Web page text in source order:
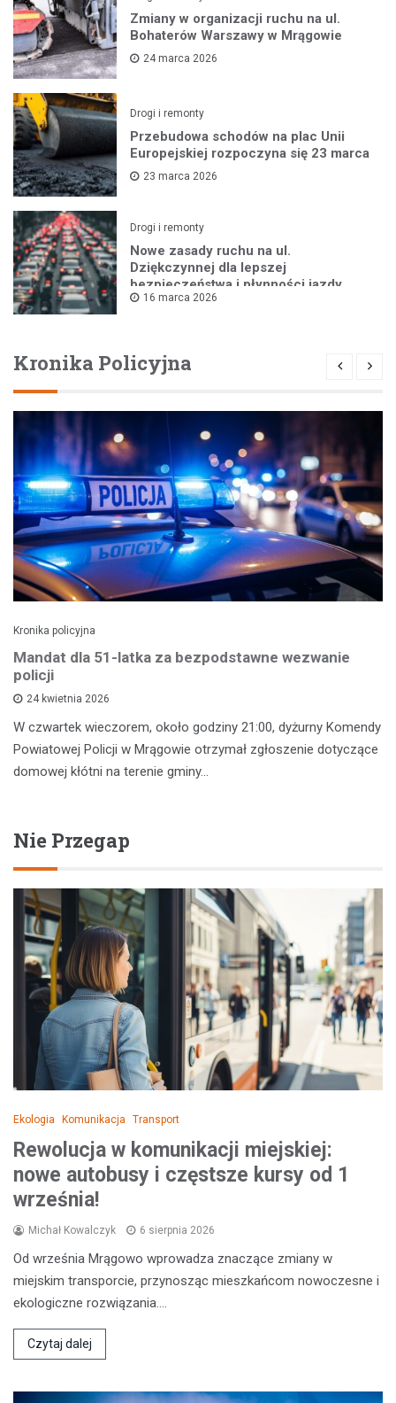
Zmiany w organizacji ruchu na ul.
Bohaterów Warszawy w Mrągowie
24 marca 2026
Drogi i remonty
Przebudowa schodów na plac Unii
Europejskiej rozpoczyna się 23 marca
23 marca 2026
Drogi i remonty
Nowe zasady ruchu na ul.
Dziękczynnej dla lepszej
bezpieczeństwa i płynności jazdy
16 marca 2026
Kronika Policyjna
Kronika policyjna
Mandat dla 51-latka za bezpodstawne wezwanie
policji
24 kwietnia 2026
W czwartek wieczorem, około godziny 21:00, dyżurny Komendy
Powiatowej Policji w Mrągowie otrzymał zgłoszenie dotyczące
domowej kłótni na terenie gminy…
Nie Przegap
Ekologia Komunikacja Transport
Rewolucja w komunikacji miejskiej:
nowe autobusy i częstsze kursy od 1
września!
Michał Kowalczyk 6 sierpnia 2026
Od września Mrągowo wprowadza znaczące zmiany w
miejskim transporcie, przynosząc mieszkańcom nowoczesne i
ekologiczne rozwiązania.…
Czytaj dalej